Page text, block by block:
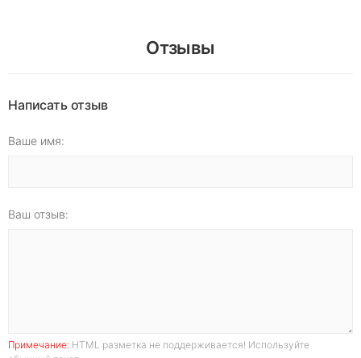
Отзывы
Написать отзыв
Ваше имя:
Ваш отзыв:
Примечание: HTML разметка не поддерживается! Используйте